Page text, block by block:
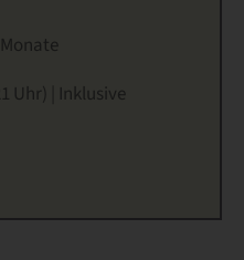
Uhr) | Inklusive